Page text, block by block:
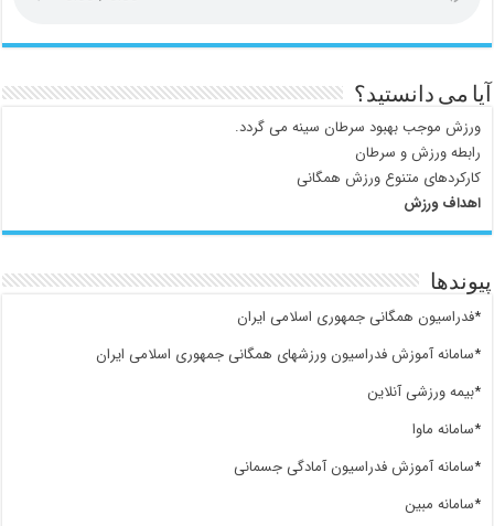
آیا می دانستید؟
ورزش موجب بهبود سرطان سینه می گردد.
رابطه ورزش و سرطان
کارکردهای متنوع ورزش همگانی
اهداف ورزش
پیوندها
*فدراسیون همگانی جمهوری اسلامی ایران
*سامانه آموزش فدراسیون ورزشهای همگانی جمهوری اسلامی ایران
*بیمه ورزشی آنلاین
*سامانه ماوا
*سامانه آموزش فدراسیون آمادگی جسمانی
*سامانه مبین